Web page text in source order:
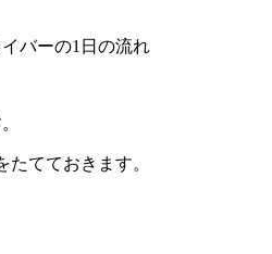
バーの1日の流れ
たてておきます。